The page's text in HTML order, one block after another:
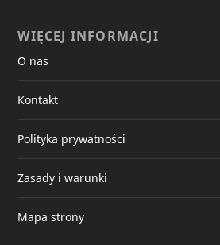
WIĘCEJ INFORMACJI
O nas
Kontakt
Polityka prywatności
Zasady i warunki
Mapa strony